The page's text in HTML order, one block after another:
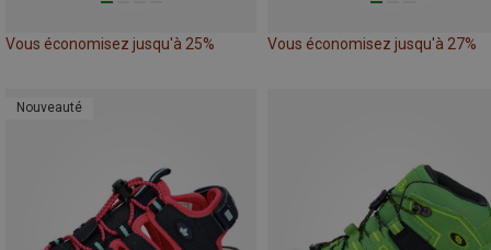
Vous économisez jusqu'à 25% Vous économisez jusqu'à 27%
Nouveauté